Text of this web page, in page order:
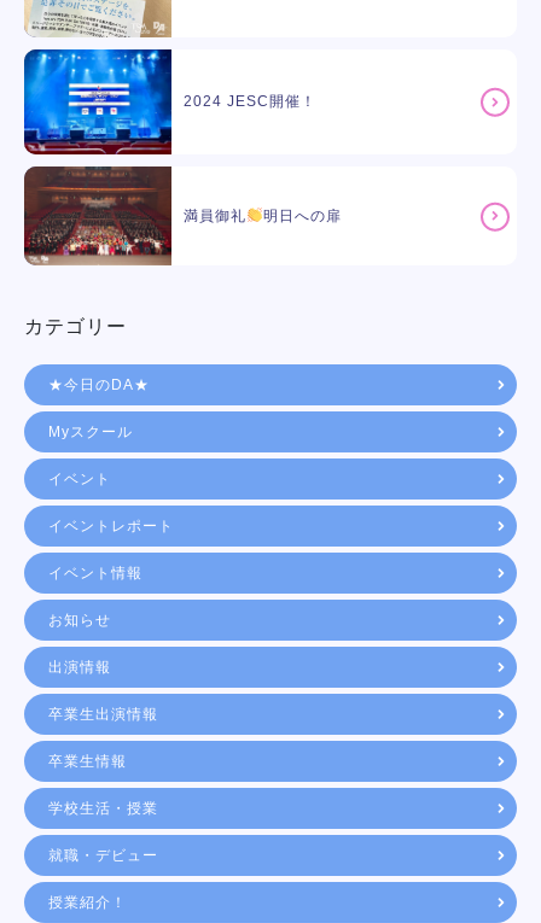
2024 JESC開催！
満員御礼 明日への扉
カテゴリー
★今日のDA★
Myスクール
イベント
イベントレポート
イベント情報
お知らせ
出演情報
卒業生出演情報
卒業生情報
学校生活・授業
就職・デビュー
授業紹介！